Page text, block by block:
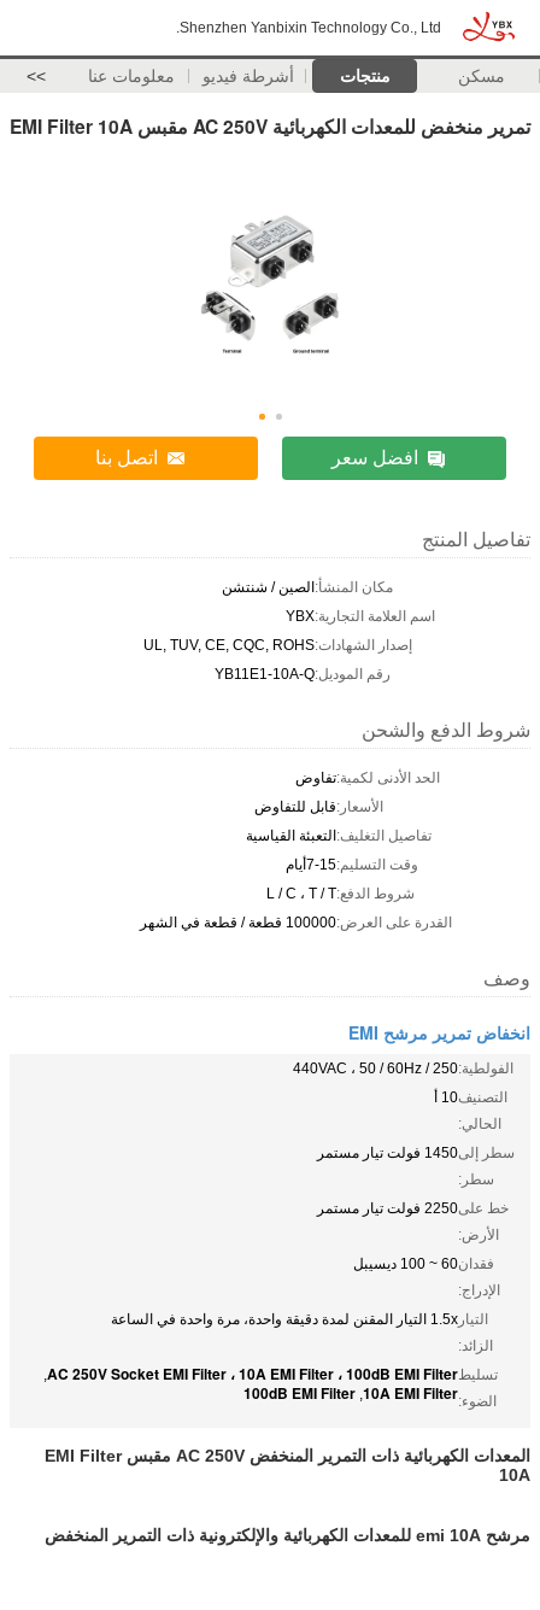
Shenzhen Yanbixin Technology Co., Ltd.
مسكن منتجات أشرطة فيديو معلومات عنا >>
تمرير منخفض للمعدات الكهربائية AC 250V مقبس EMI Filter 10A
افضل سعر اتصل بنا
تفاصيل المنتج
مكان المنشأ:الصين / شنتشن
اسم العلامة التجارية:YBX
إصدار الشهادات:UL, TUV, CE, CQC, ROHS
رقم الموديل:YB11E1-10A-Q
شروط الدفع والشحن
الحد الأدنى لكمية:تفاوض
الأسعار:قابل للتفاوض
تفاصيل التغليف:التعبئة القياسية
وقت التسليم:7-15أيام
شروط الدفع:L / C ، T / T
القدرة على العرض:100000 قطعة / قطعة في الشهر
وصف
انخفاض تمرير مرشح EMI
الفولطية:250 / 440VAC ، 50 / 60Hz
التصنيف
الحالي:
10 أ
سطر إلى
سطر:
1450 فولت تيار مستمر
خط على
الأرض:
2250 فولت تيار مستمر
فقدان
الإدراج:
60 ~ 100 ديسيبل
التيار
الزائد:
1.5x التيار المقنن لمدة دقيقة واحدة، مرة واحدة في الساعة
تسليط
الضوء:
AC 250V Socket EMI Filter ، 10A EMI Filter ، 100dB EMI Filter,
10A EMI Filter
,
100dB EMI Filter
المعدات الكهربائية ذات التمرير المنخفض AC 250V مقبس EMI Filter
10A
مرشح emi 10A للمعدات الكهربائية والإلكترونية ذات التمرير المنخفض